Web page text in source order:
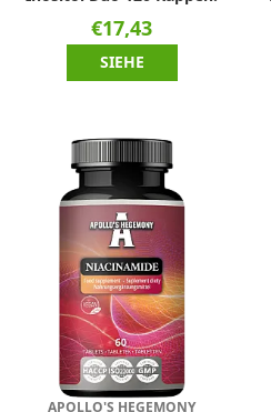
€17,43
SIEHE
APOLLO'S HEGEMONY